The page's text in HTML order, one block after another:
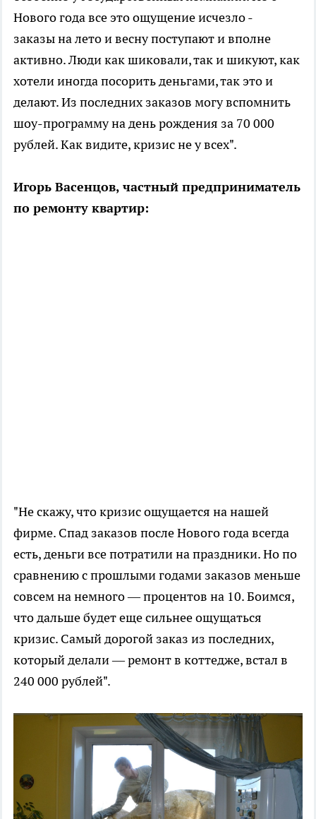
Нового года все это ощущение исчезло -
заказы на лето и весну поступают и вполне
активно. Люди как шиковали, так и шикуют, как
хотели иногда посорить деньгами, так это и
делают. Из последних заказов могу вспомнить
шоу-программу на день рождения за 70 000
рублей. Как видите, кризис не у всех".
Игорь Васенцов, частный предприниматель
по ремонту квартир:
"Не скажу, что кризис ощущается на нашей
фирме. Спад заказов после Нового года всегда
есть, деньги все потратили на праздники. Но по
сравнению с прошлыми годами заказов меньше
совсем на немного — процентов на 10. Боимся,
что дальше будет еще сильнее ощущаться
кризис. Самый дорогой заказ из последних,
который делали — ремонт в коттедже, встал в
240 000 рублей".